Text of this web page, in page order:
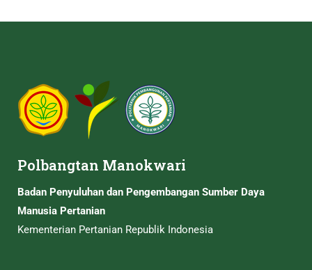
Polbangtan Manokwari
Badan Penyuluhan dan Pengembangan Sumber Daya
Manusia Pertanian
Kementerian Pertanian Republik Indonesia